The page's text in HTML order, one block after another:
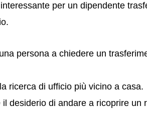
per un dipendente
persona a chiedere un
ricerca di ufficio più vicino a casa.
desiderio di andare a ricoprire un